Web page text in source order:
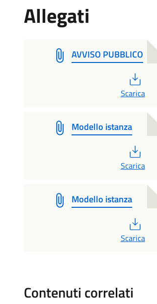
Allegati
AVVISO PUBBLICO
Scarica
Modello istanza
Scarica
Modello istanza
Scarica
Contenuti correlati